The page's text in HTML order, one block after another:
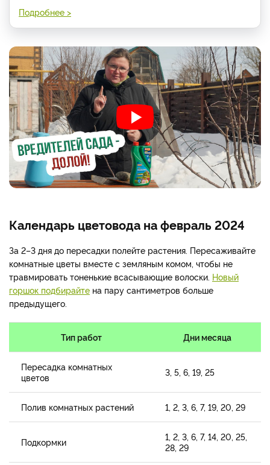
Подробнее >
Календарь цветовода на февраль 2024
За 2–3 дня до пересадки полейте растения. Пересаживайте
комнатные цветы вместе с земляным комом, чтобы не
травмировать тоненькие всасывающие волоски. Новый
горшок подбирайте на пару сантиметров больше
предыдущего.
Тип работ Дни месяца
Пересадка комнатных
цветов
3, 5, 6, 19, 25
Полив комнатных растений 1, 2, 3, 6, 7, 19, 20, 29
Подкормки
1, 2, 3, 6, 7, 14, 20, 25,
28, 29